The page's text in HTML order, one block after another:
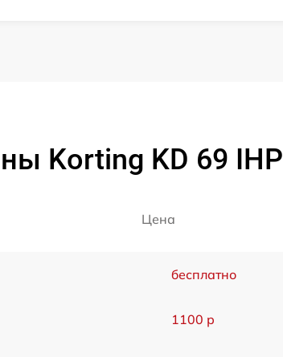
Korting KD 69 IHP
Цена
бесплатно
1100 р